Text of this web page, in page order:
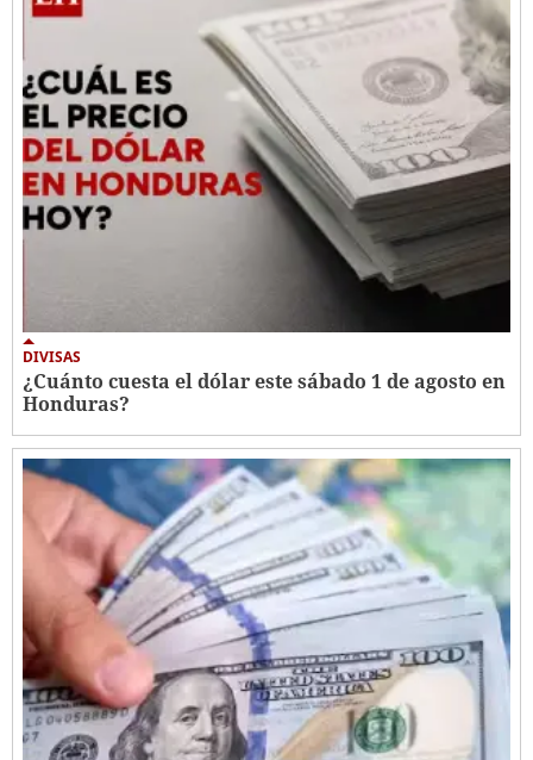
DIVISAS
¿Cuánto cuesta el dólar este sábado 1 de agosto en
Honduras?